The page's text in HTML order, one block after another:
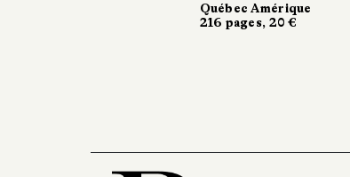
Québec Amérique
216 pages, 20 €